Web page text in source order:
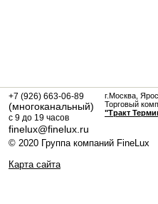
+7 (926) 663-06-89
(многоканальный)
с 9 до 19 часов
finelux@finelux.ru
г.Москва,
Торговый
"Тракт
© 2020 Группа компаний FineLux
Карта сайта